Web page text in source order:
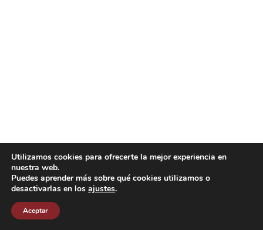
Utilizamos cookies para ofrecerte la mejor experiencia en
nuestra web.
Puedes aprender más sobre qué cookies utilizamos o
desactivarlas en los ajustes.
Aceptar